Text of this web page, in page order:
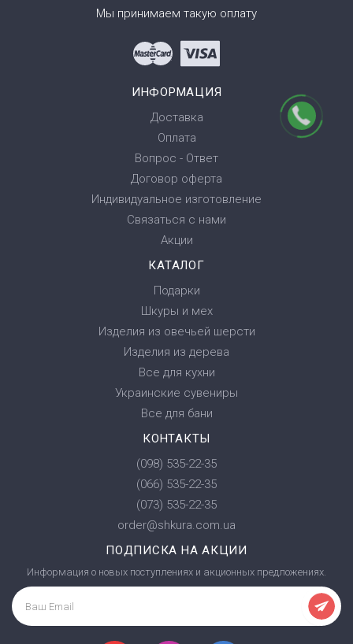
Мы принимаем такую оплату
ИНФОРМАЦИЯ
Доставка
Оплата
Вопрос - Ответ
Договор оферта
Индивидуальное изготовление
Связаться с нами
Акции
КАТАЛОГ
Подарки
Шкуры и мех
Изделия из овечьей шерсти
Изделия из дерева
Все для кухни
Украинские сувениры
Все для бани
КОНТАКТЫ
(098) 535-22-35
(066) 535-22-35
(073) 535-22-35
order@shkura.com.ua
ПОДПИСКА НА АКЦИИ
Информация о новых поступлениях и акционных предложениях.